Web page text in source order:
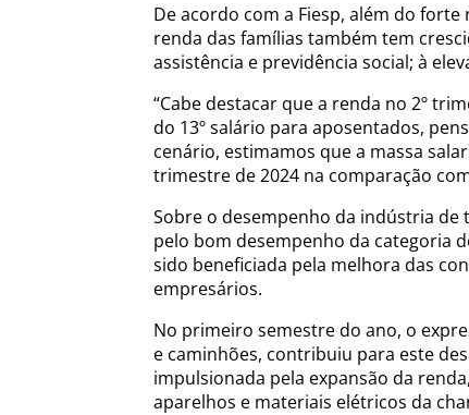
De acordo com a Fiesp, além do
renda das famílias também tem
assistência e previdência social; à
“Cabe destacar que a renda no 2º
do 13º salário para aposentados,
cenário, estimamos que a massa
trimestre de 2024 na comparação
Sobre o desempenho da indústria de
pelo bom desempenho da categoria
sido beneficiada pela melhora das
empresários.
No primeiro semestre do ano, o
e caminhões, contribuiu para este
impulsionada pela expansão da
aparelhos e materiais elétricos da